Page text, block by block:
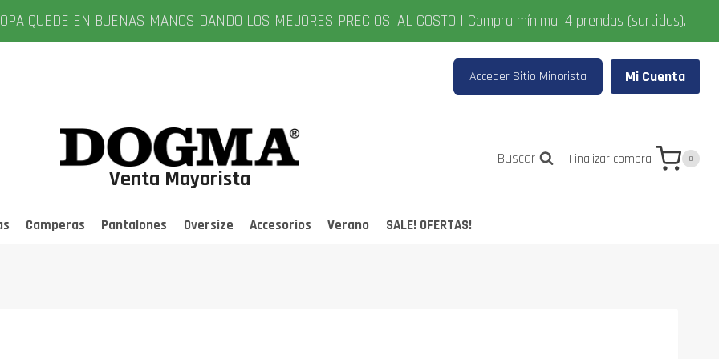
QUEDE EN BUENAS MANOS DANDO LOS MEJORES PRECIOS, AL COSTO | Compra mínima: 4 prendas (surtidas).
Acceder Sitio Minorista Mi Cuenta
Venta Mayorista
Buscar Finalizar compra 0
Camperas Pantalones Oversize Accesorios Verano SALE! OFERTAS!